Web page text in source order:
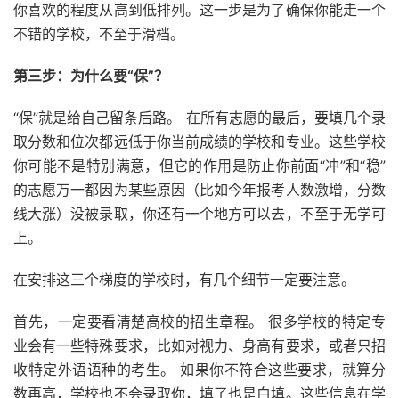
你喜欢的程度从高到低排列。这一步是为了确保你能走一个
不错的学校，不至于滑档。
第三步：为什么要“保”？
“保”就是给自己留条后路。 在所有志愿的最后，要填几个录
取分数和位次都远低于你当前成绩的学校和专业。这些学校
你可能不是特别满意，但它的作用是防止你前面“冲”和“稳”
的志愿万一都因为某些原因（比如今年报考人数激增，分数
线大涨）没被录取，你还有一个地方可以去，不至于无学可
上。
在安排这三个梯度的学校时，有几个细节一定要注意。
首先，一定要看清楚高校的招生章程。 很多学校的特定专
业会有一些特殊要求，比如对视力、身高有要求，或者只招
收特定外语语种的考生。 如果你不符合这些要求，就算分
数再高，学校也不会录取你，填了也是白填。这些信息在学